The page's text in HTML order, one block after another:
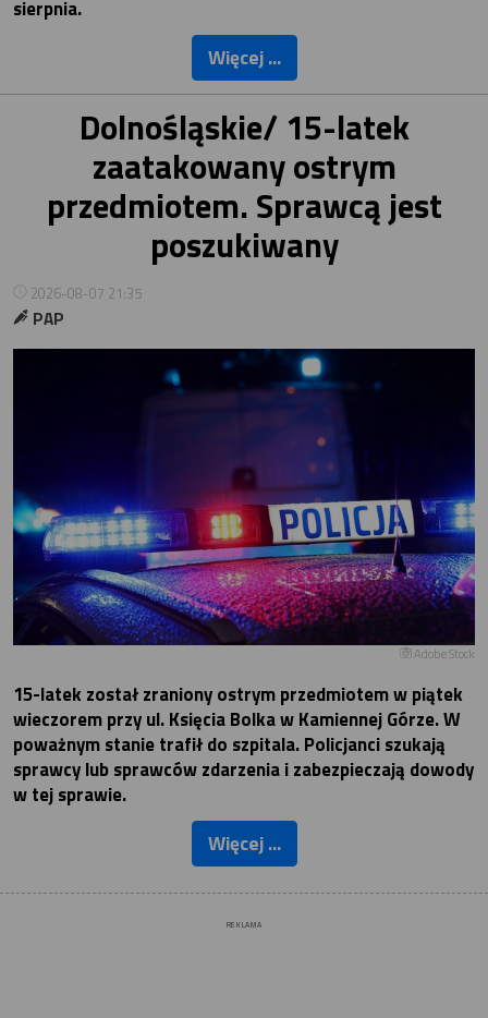
sierpnia.
Więcej ...
Dolnośląskie/ 15-latek
zaatakowany ostrym
przedmiotem. Sprawcą jest
poszukiwany
2026-08-07 21:35
PAP
Adobe Stock
15-latek został zraniony ostrym przedmiotem w piątek
wieczorem przy ul. Księcia Bolka w Kamiennej Górze. W
poważnym stanie trafił do szpitala. Policjanci szukają
sprawcy lub sprawców zdarzenia i zabezpieczają dowody
w tej sprawie.
Więcej ...
REKLAMA